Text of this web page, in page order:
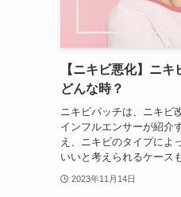
【ニキビ悪化】ニ
どんな時？
ニキビパッチは、ニキビ
インフルエンサーが紹介
え、ニキビのタイプによ
いいと考えられるケース
2023年11月14日